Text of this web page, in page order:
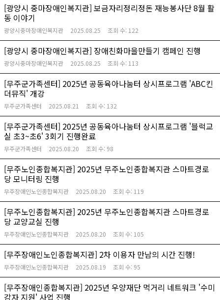
[광양시 중마장애인복지관] 보금자리정리정돈 재능봉사단 8월 활
동 이야기
광양시중마장애인복지관 2025.08.25 조회 수: 122
[광양시 중마장애인복지관] 장애친화마을만들기 캠페인 진행
광양시중마장애인복지관 2025.08.25 조회 수: 113
[무주군가족센터] 2025년 공동육아나눔터 상시프로그램 'ABC킨
더뮤직' 개강
무주군가족센터 2025.08.21 조회 수: 132
[무주군가족센터] 2025년 공동육아나눔터 상시프로그램 '블럭교
실 초3~초6' 3회기 진행완료
무주군가족센터 2025.08.20 조회 수: 98
[무주노인종합복지관] 2025년 무주노인종합복지관 스마트경로
당 모니터링 진행
무주장애인노인종합복지관 2025.08.20 조회 수: 119
[무주노인종합복지관] 2025년 무주노인종합복지관 스마트경로
당 교양교실 진행
무주장애인노인종합복지관 2025.08.20 조회 수: 105
[무주장애인노인종합복지관] 2차 이용자 만남의 시간 진행!
무주장애인노인종합복지관 2025.08.19 조회 수: 95
[무주장애인종합복지관] 2025년 우양재단 먹거리 네트워크 '수미
감자 지원' 사업 진행